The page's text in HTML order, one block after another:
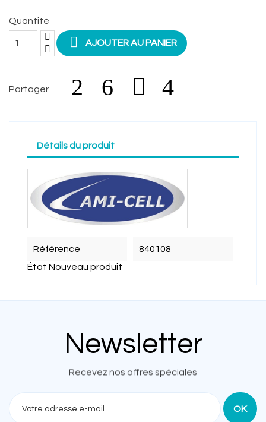
Quantité
 AJOUTER AU PANIER
Partager
Détails du produit
Référence
840108
État Nouveau produit
Newsletter
Recevez nos offres spéciales